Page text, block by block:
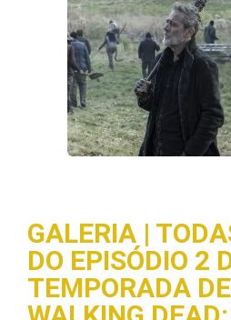
GALERIA |
DO EPISÓDIO 2
TEMPORADA